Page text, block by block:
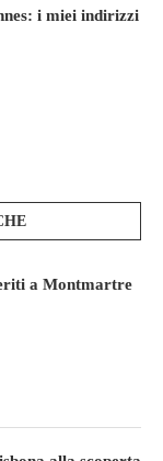
i miei indirizzi
a Montmartre